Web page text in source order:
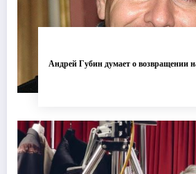
Андрей Губин думает о возвращении